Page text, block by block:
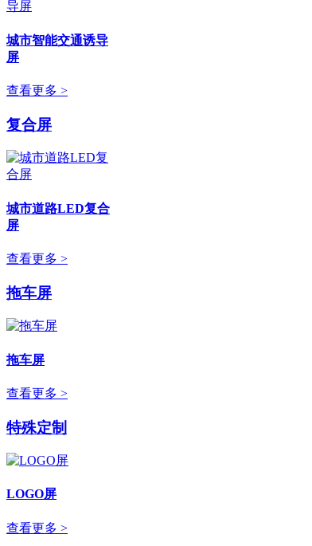
城市智能交通诱导
屏
查看更多 >
复合屏
城市道路LED复合
屏
查看更多 >
拖车屏
拖车屏
查看更多 >
特殊定制
LOGO屏
查看更多 >